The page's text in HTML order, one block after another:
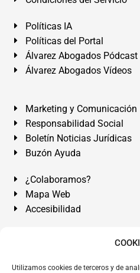
Utilizamos cookies de terceros y de
Políticas IA
Políticas del Portal
Álvarez Abogados Pódcast
Álvarez Abogados Vídeos
Marketing y Comunicación
Responsabilidad Social
Boletín Noticias Jurídicas
Buzón Ayuda
¿Colaboramos?
Mapa Web
Accesibilidad
Álvarez Abogados Tenerife:
de Tenerife. Islas Canarias.